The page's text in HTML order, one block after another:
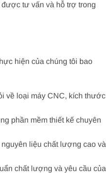
tư vấn và hỗ trợ trong
hiện của chúng tôi bao
về loại máy CNC, kích thước
phần mềm thiết kế chuyên
liệu chất lượng cao và
chất lượng và yêu cầu của